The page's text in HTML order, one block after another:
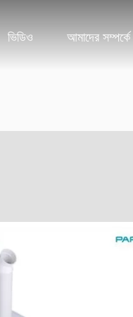
ভিডিও আমাদের সম্পর্কে